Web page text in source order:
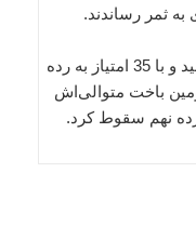
صبای قم بعد از 8 دیدار به پیروزی رسید و با 35 امتیاز به رده
باخت متوالی‌اش